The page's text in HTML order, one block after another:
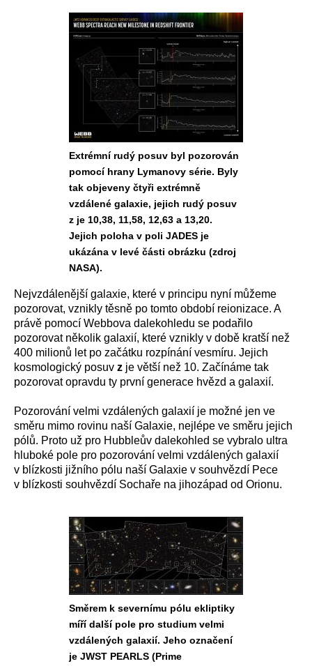
Extrémní rudý posuv byl pozorován
pomocí hrany Lymanovy série. Byly
tak objeveny čtyři extrémně
vzdálené galaxie, jejich rudý posuv
z je 10,38, 11,58, 12,63 a 13,20.
Jejich poloha v poli JADES je
ukázána v levé části obrázku (zdroj
NASA).
Nejvzdálenější galaxie, které v principu nyní můžeme
pozorovat, vznikly těsně po tomto období reionizace. A
právě pomocí Webbova dalekohledu se podařilo
pozorovat několik galaxií, které vznikly v době kratší než
400 milionů let po začátku rozpínání vesmíru. Jejich
kosmologický posuv z je větší než 10. Začínáme tak
pozorovat opravdu ty první generace hvězd a galaxií.
Pozorování velmi vzdálených galaxií je možné jen ve
směru mimo rovinu naší Galaxie, nejlépe ve směru jejich
pólů. Proto už pro Hubbleův dalekohled se vybralo ultra
hluboké pole pro pozorování velmi vzdálených galaxií
v blízkosti jižního pólu naší Galaxie v souhvězdí Pece
v blízkosti souhvězdí Sochaře na jihozápad od Orionu.
Směrem k severnímu pólu ekliptiky
míří další pole pro studium velmi
vzdálených galaxií. Jeho označení
je JWST PEARLS (Prime